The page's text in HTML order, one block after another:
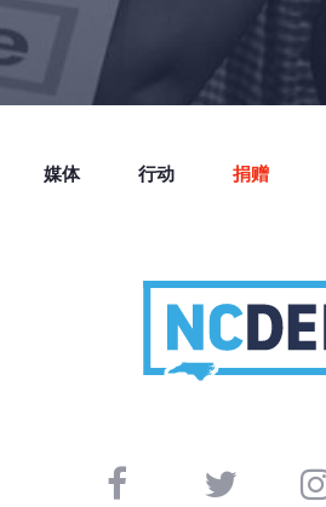
媒体 行动 捐赠